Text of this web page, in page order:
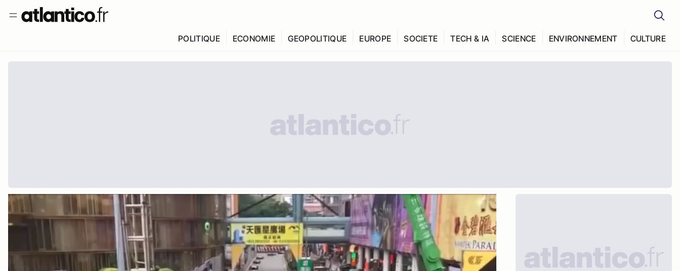
POLITIQUE ECONOMIE GEOPOLITIQUE EUROPE SOCIETE TECH & IA SCIENCE ENVIRONNEMENT CULTURE